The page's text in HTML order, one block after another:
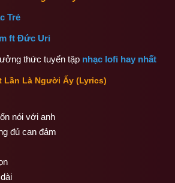
Trẻ
ft Đức Uri
thức tuyển tập nhạc lofi hay nhất
Lần Là Người Ấy (Lyrics)
nói với anh
đủ can đảm